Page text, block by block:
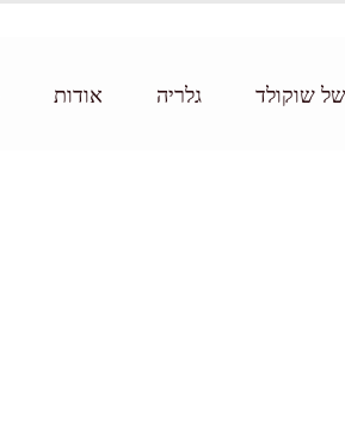
שוקולד גלריה אודות